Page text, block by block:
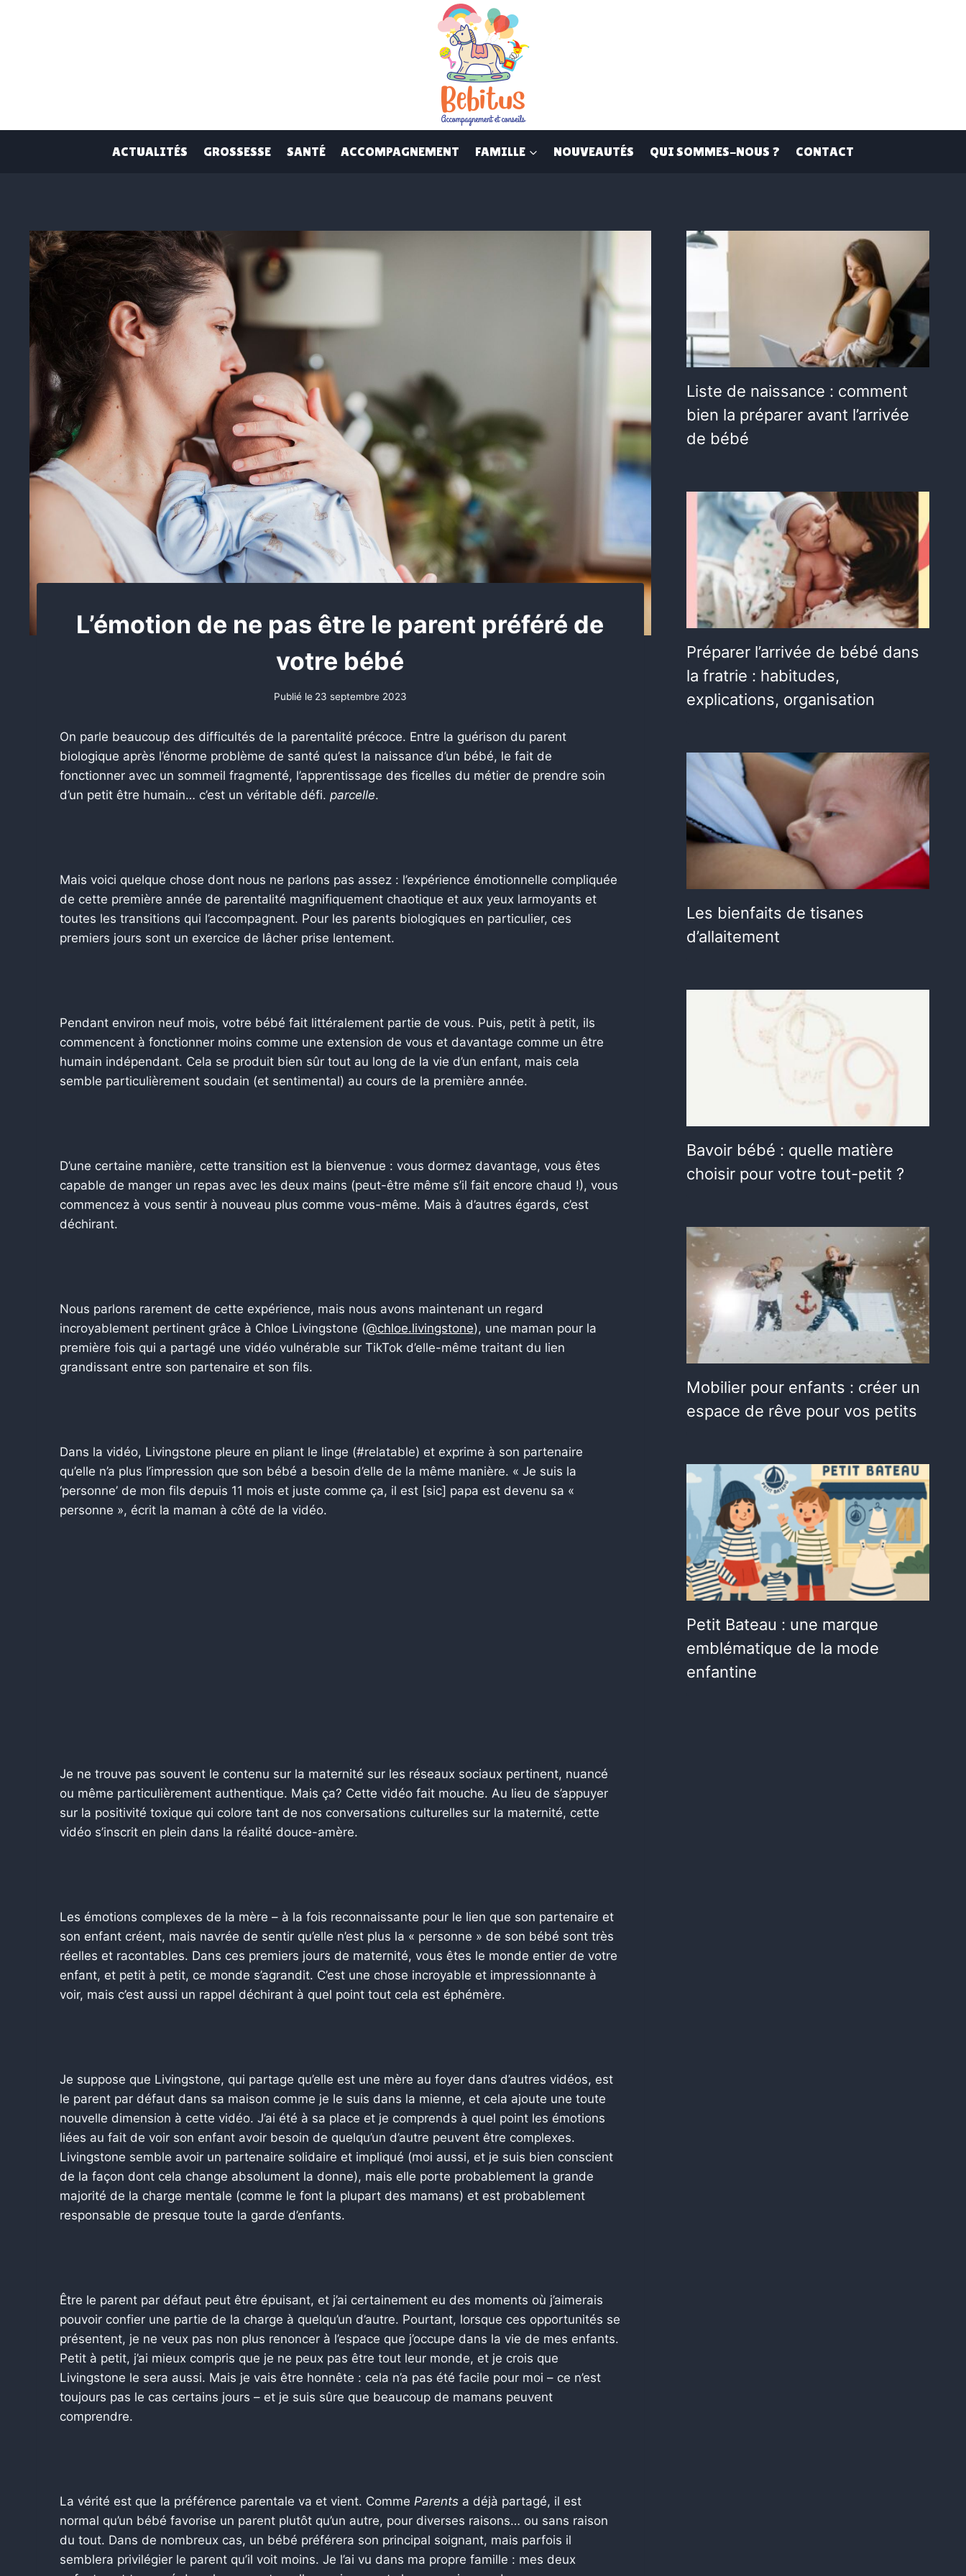
ACTUALITÉS GROSSESSE SANTÉ ACCOMPAGNEMENT FAMILLE NOUVEAUTÉS QUI SOMMES-NOUS ? CONTACT
L’émotion de ne pas être le parent préféré de
votre bébé
Publié le 23 septembre 2023
On parle beaucoup des difficultés de la parentalité précoce. Entre la guérison du parent
biologique après l’énorme problème de santé qu’est la naissance d’un bébé, le fait de
fonctionner avec un sommeil fragmenté, l’apprentissage des ficelles du métier de prendre soin
d’un petit être humain… c’est un véritable défi. parcelle.
Mais voici quelque chose dont nous ne parlons pas assez : l’expérience émotionnelle compliquée
de cette première année de parentalité magnifiquement chaotique et aux yeux larmoyants et
toutes les transitions qui l’accompagnent. Pour les parents biologiques en particulier, ces
premiers jours sont un exercice de lâcher prise lentement.
Pendant environ neuf mois, votre bébé fait littéralement partie de vous. Puis, petit à petit, ils
commencent à fonctionner moins comme une extension de vous et davantage comme un être
humain indépendant. Cela se produit bien sûr tout au long de la vie d’un enfant, mais cela
semble particulièrement soudain (et sentimental) au cours de la première année.
D’une certaine manière, cette transition est la bienvenue : vous dormez davantage, vous êtes
capable de manger un repas avec les deux mains (peut-être même s’il fait encore chaud !), vous
commencez à vous sentir à nouveau plus comme vous-même. Mais à d’autres égards, c’est
déchirant.
Nous parlons rarement de cette expérience, mais nous avons maintenant un regard
incroyablement pertinent grâce à Chloe Livingstone (@chloe.livingstone), une maman pour la
première fois qui a partagé une vidéo vulnérable sur TikTok d’elle-même traitant du lien
grandissant entre son partenaire et son fils.
Dans la vidéo, Livingstone pleure en pliant le linge (#relatable) et exprime à son partenaire
qu’elle n’a plus l’impression que son bébé a besoin d’elle de la même manière. « Je suis la
‘personne’ de mon fils depuis 11 mois et juste comme ça, il est [sic] papa est devenu sa «
personne », écrit la maman à côté de la vidéo.
Je ne trouve pas souvent le contenu sur la maternité sur les réseaux sociaux pertinent, nuancé
ou même particulièrement authentique. Mais ça? Cette vidéo fait mouche. Au lieu de s’appuyer
sur la positivité toxique qui colore tant de nos conversations culturelles sur la maternité, cette
vidéo s’inscrit en plein dans la réalité douce-amère.
Les émotions complexes de la mère – à la fois reconnaissante pour le lien que son partenaire et
son enfant créent, mais navrée de sentir qu’elle n’est plus la « personne » de son bébé sont très
réelles et racontables. Dans ces premiers jours de maternité, vous êtes le monde entier de votre
enfant, et petit à petit, ce monde s’agrandit. C’est une chose incroyable et impressionnante à
voir, mais c’est aussi un rappel déchirant à quel point tout cela est éphémère.
Je suppose que Livingstone, qui partage qu’elle est une mère au foyer dans d’autres vidéos, est
le parent par défaut dans sa maison comme je le suis dans la mienne, et cela ajoute une toute
nouvelle dimension à cette vidéo. J’ai été à sa place et je comprends à quel point les émotions
liées au fait de voir son enfant avoir besoin de quelqu’un d’autre peuvent être complexes.
Livingstone semble avoir un partenaire solidaire et impliqué (moi aussi, et je suis bien conscient
de la façon dont cela change absolument la donne), mais elle porte probablement la grande
majorité de la charge mentale (comme le font la plupart des mamans) et est probablement
responsable de presque toute la garde d’enfants.
Être le parent par défaut peut être épuisant, et j’ai certainement eu des moments où j’aimerais
pouvoir confier une partie de la charge à quelqu’un d’autre. Pourtant, lorsque ces opportunités se
présentent, je ne veux pas non plus renoncer à l’espace que j’occupe dans la vie de mes enfants.
Petit à petit, j’ai mieux compris que je ne peux pas être tout leur monde, et je crois que
Livingstone le sera aussi. Mais je vais être honnête : cela n’a pas été facile pour moi – ce n’est
toujours pas le cas certains jours – et je suis sûre que beaucoup de mamans peuvent
comprendre.
La vérité est que la préférence parentale va et vient. Comme Parents a déjà partagé, il est
normal qu’un bébé favorise un parent plutôt qu’un autre, pour diverses raisons… ou sans raison
du tout. Dans de nombreux cas, un bébé préférera son principal soignant, mais parfois il
semblera privilégier le parent qu’il voit moins. Je l’ai vu dans ma propre famille : mes deux
Liste de naissance : comment
bien la préparer avant l’arrivée
de bébé
Préparer l’arrivée de bébé dans
la fratrie : habitudes,
explications, organisation
Les bienfaits de tisanes
d’allaitement
Bavoir bébé : quelle matière
choisir pour votre tout-petit ?
Mobilier pour enfants : créer un
espace de rêve pour vos petits
Petit Bateau : une marque
emblématique de la mode
enfantine